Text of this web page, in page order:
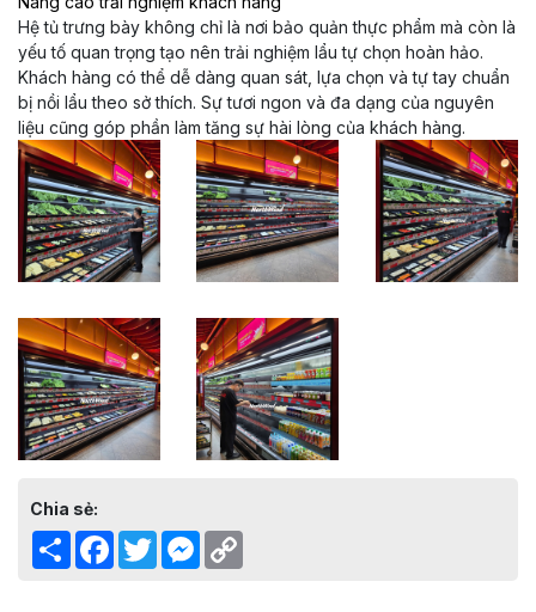
Hệ tủ trưng bày không chỉ là nơi bảo quản thực phẩm mà còn là
yếu tố quan trọng tạo nên trải nghiệm lẩu tự chọn hoàn hảo.
Khách hàng có thể dễ dàng quan sát, lựa chọn và tự tay chuẩn
bị nồi lẩu theo sở thích. Sự tươi ngon và đa dạng của nguyên
liệu cũng góp phần làm tăng sự hài lòng của khách hàng.
Chia sẻ:
Share Facebook
TwitterMessenger